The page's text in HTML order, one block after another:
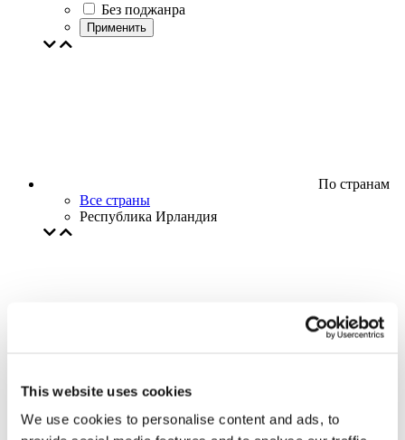
This website uses cookies
We use cookies to personalise content and ads, to
Без поджанра
Применить
По странам
Все страны
Республика Ирландия